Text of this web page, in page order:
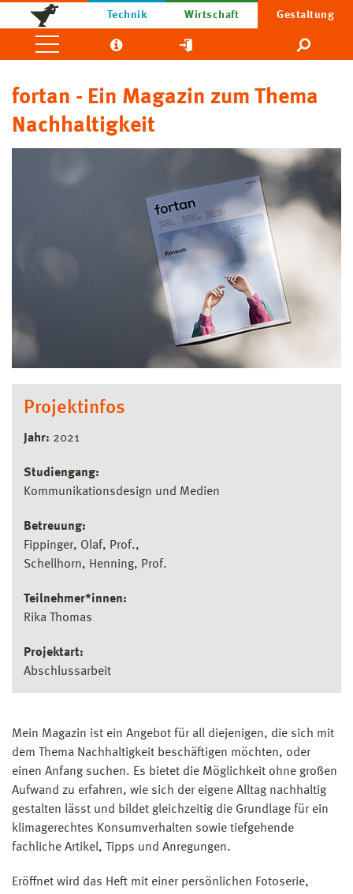
Technik Wirtschaft Gestaltung
fortan - Ein Magazin zum Thema
Nachhaltigkeit
Projektinfos
Jahr: 2021
Studiengang:
Kommunikationsdesign und Medien
Betreuung:
Fippinger, Olaf, Prof.
Schellhorn, Henning, Prof.
Teilnehmer*innen:
Rika Thomas
Projektart:
Abschlussarbeit
Mein Magazin ist ein Angebot für all diejenigen, die sich mit
dem Thema Nachhaltigkeit beschäftigen möchten, oder
einen Anfang suchen. Es bietet die Möglichkeit ohne großen
Aufwand zu erfahren, wie sich der eigene Alltag nachhaltig
gestalten lässt und bildet gleichzeitig die Grundlage für ein
klimagerechtes Konsumverhalten sowie tiefgehende
fachliche Artikel, Tipps und Anregungen.
Eröffnet wird das Heft mit einer persönlichen Fotoserie,